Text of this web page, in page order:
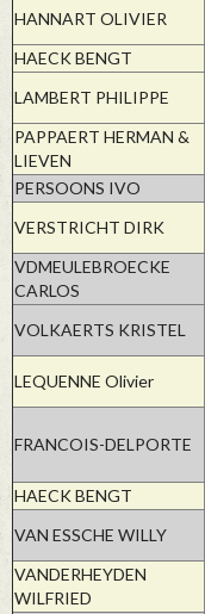
HANNART OLIVIER
HAECK BENGT
LAMBERT PHILIPPE
PAPPAERT HERMAN &
LIEVEN
PERSOONS IVO
VERSTRICHT DIRK
VDMEULEBROECKE
CARLOS
VOLKAERTS KRISTEL
LEQUENNE Olivier
FRANCOIS-DELPORTE
HAECK BENGT
VAN ESSCHE WILLY
VANDERHEYDEN
WILFRIED